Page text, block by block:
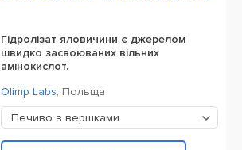
Гідролізат яловичини є джерелом
швидко засвоюваних вільних
амінокислот.
Olimp Labs, Польща
Печиво з вершками